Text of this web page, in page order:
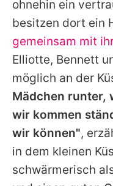
ohnehin ein
besitzen dort ein
gemeinsam mit
Elliotte, Bennett
möglich an der
Mädchen runter,
wir kommen
wir können",
in dem kleinen
schwärmerisch